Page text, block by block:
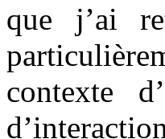
que j’ai
contexte